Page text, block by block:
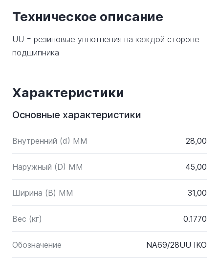
Техническое описание
UU = резиновые уплотнения на каждой стороне
подшипника
Характеристики
Основные характеристики
Внутренний (d) ММ 28,00
Наружный (D) ММ 45,00
Ширина (B) MM 31,00
Вес (кг) 0.1770
Обозначение NA69/28UU IKO